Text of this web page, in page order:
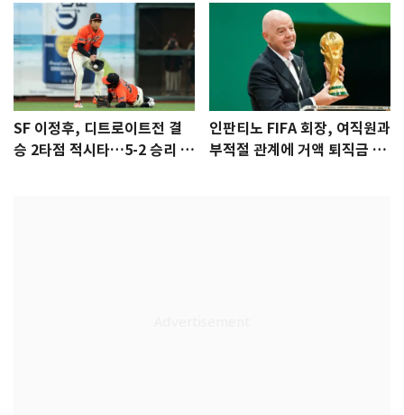
SF 이정후, 디트로이트전 결
승 2타점 적시타…5-2 승리 견
인판티노 FIFA 회장, 여직원과
부적절 관계에 거액 퇴직금 지